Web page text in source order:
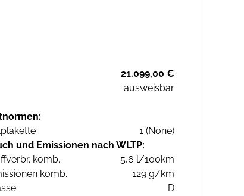
21.099,00 €
ausweisbar
1 (None)
und Emissionen nach WLTP:
komb.
5,6 l/100km
komb.
129 g/km
D